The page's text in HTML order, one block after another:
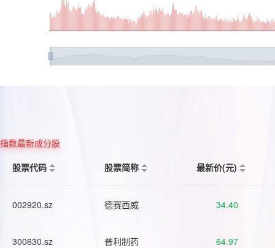
指数最新成分股
股票代码
股票简称 最新价(元)
002920.sz 德赛西威 34.40
300630.sz 普利制药 64.97